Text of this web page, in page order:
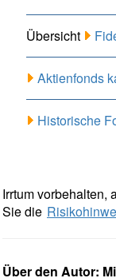
Übersicht
Aktienfonds
Historische
Irrtum vorbehalten,
Sie die
Über den Autor: